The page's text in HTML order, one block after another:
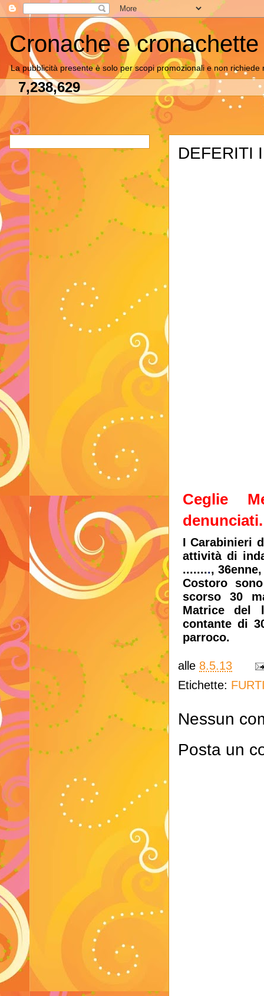
Cronache e
La pubblicità presente è solo per scopi promozionali e non richiede
7,238,629
DEFERITI
Ceglie
denunciati.
I Carabinieri
attività di
........,
Costoro
scorso 30
Matrice del
contante di
parroco.
alle 8.5.13
Etichette:
Nessun
Posta un